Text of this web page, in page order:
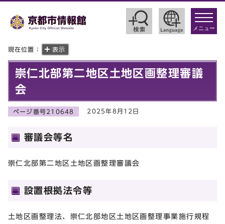
toggle
メニュー
現在位置： 表示
崇仁北部第二地区土地区画整理審議
会
ページ番号210648 2025年8月12日
審議会等名
崇仁北部第二地区土地区画整理審議会
設置根拠法令等
土地区画整理法、崇仁北部地区土地区画整理事業施行規程